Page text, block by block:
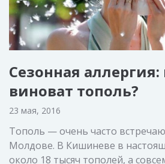
Сезонная аллергия:
виноват тополь?
23 мая, 2016
Тополь — очень часто
Молдове. В Кишиневе в
около 18 тысяч тополей, а